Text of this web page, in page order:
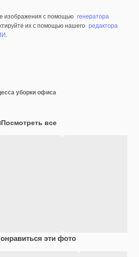
изображения с помощью генератора
их с помощью нашего редактора
.
уборки офиса
Посмотреть все
эти фото